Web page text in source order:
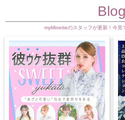
Blog
myMinetteのスタッフが更新！今